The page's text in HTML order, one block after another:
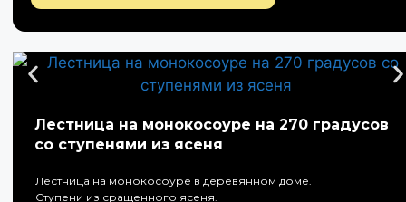
Лестница на монокосоуре на 270 градусов
со ступенями из ясеня
Лестница на монокосоуре в деревянном доме.
Ступени из сращенного ясеня.